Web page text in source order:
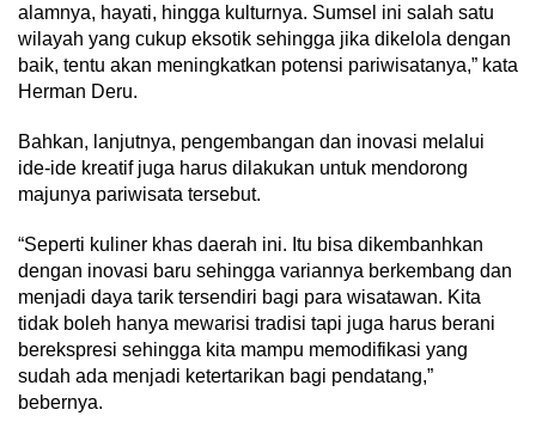
alamnya, hayati, hingga kulturnya. Sumsel ini salah satu
wilayah yang cukup eksotik sehingga jika dikelola dengan
baik, tentu akan meningkatkan potensi pariwisatanya,” kata
Herman Deru.
Bahkan, lanjutnya, pengembangan dan inovasi melalui
ide-ide kreatif juga harus dilakukan untuk mendorong
majunya pariwisata tersebut.
“Seperti kuliner khas daerah ini. Itu bisa dikembanhkan
dengan inovasi baru sehingga variannya berkembang dan
menjadi daya tarik tersendiri bagi para wisatawan. Kita
tidak boleh hanya mewarisi tradisi tapi juga harus berani
berekspresi sehingga kita mampu memodifikasi yang
sudah ada menjadi ketertarikan bagi pendatang,”
bebernya.